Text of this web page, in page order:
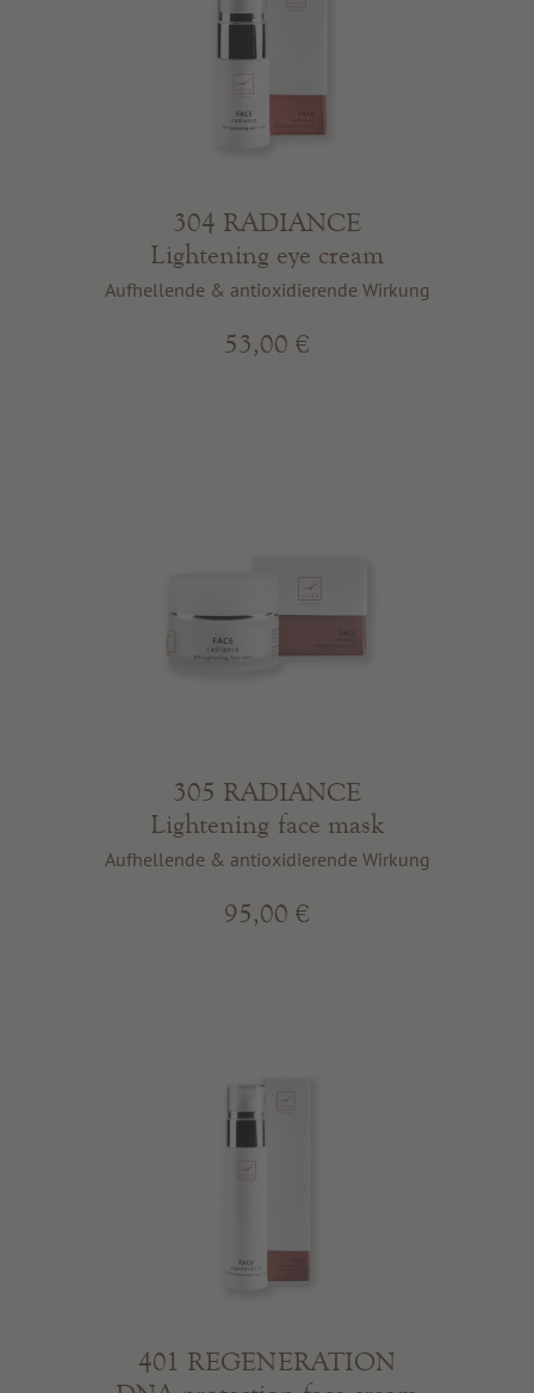
304 RADIANCE
Lightening eye cream
Aufhellende & antioxidierende Wirkung
53,00 €
305 RADIANCE
Lightening face mask
Aufhellende & antioxidierende Wirkung
95,00 €
401 REGENERATION